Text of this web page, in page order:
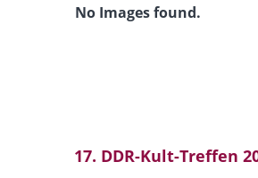
No Images found.
17. DDR-Kult-Treffen